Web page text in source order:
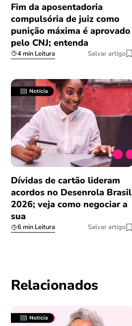
Fim da aposentadoria
compulsória de juiz como
punição máxima é aprovado
pelo CNJ; entenda
4 min Leitura Salvar artigo
Dívidas de cartão lideram
acordos no Desenrola Brasil
2026; veja como negociar a
sua
6 min Leitura Salvar artigo
Relacionados